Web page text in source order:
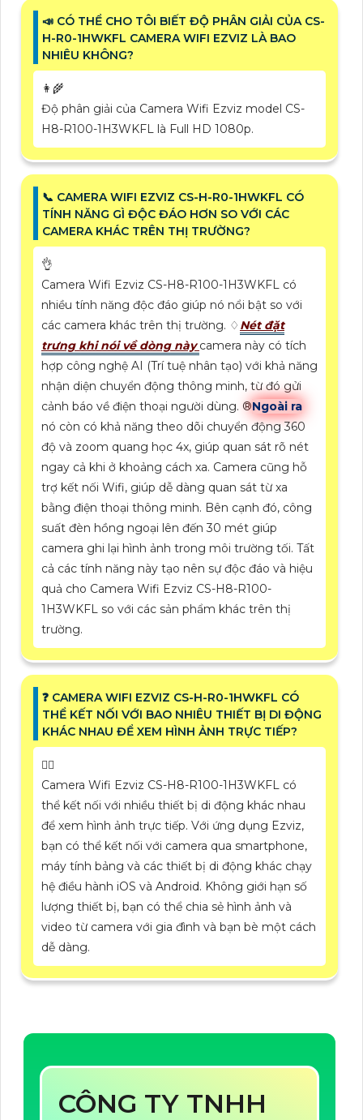
📣 CÓ THỂ CHO TÔI BIẾT ĐỘ PHÂN GIẢI CỦA CS-
H-R0-1HWKFL CAMERA WIFI EZVIZ LÀ BAO
NHIÊU KHÔNG?
👩‍🌾
Độ phân giải của Camera Wifi Ezviz model CS-
H8-R100-1H3WKFL là Full HD 1080p.
📞 CAMERA WIFI EZVIZ CS-H-R0-1HWKFL CÓ
TÍNH NĂNG GÌ ĐỘC ĐÁO HƠN SO VỚI CÁC
CAMERA KHÁC TRÊN THỊ TRƯỜNG?
👌
Camera Wifi Ezviz CS-H8-R100-1H3WKFL có
nhiều tính năng độc đáo giúp nó nổi bật so với
các camera khác trên thị trường. ♢ Nét đặt
trưng khi nói về dòng nàycamera này có tích
hợp công nghệ AI (Trí tuệ nhân tạo) với khả năng
nhận diện chuyển động thông minh, từ đó gửi
cảnh báo về điện thoại người dùng. ®️Ngoài ra
nó còn có khả năng theo dõi chuyển động 360
độ và zoom quang học 4x, giúp quan sát rõ nét
ngay cả khi ở khoảng cách xa. Camera cũng hỗ
trợ kết nối Wifi, giúp dễ dàng quan sát từ xa
bằng điện thoại thông minh. Bên cạnh đó, công
suất đèn hồng ngoại lên đến 30 mét giúp
camera ghi lại hình ảnh trong môi trường tối. Tất
cả các tính năng này tạo nên sự độc đáo và hiệu
quả cho Camera Wifi Ezviz CS-H8-R100-
1H3WKFL so với các sản phẩm khác trên thị
trường.
️❓ CAMERA WIFI EZVIZ CS-H-R0-1HWKFL CÓ
THỂ KẾT NỐI VỚI BAO NHIÊU THIẾT BỊ DI ĐỘNG
KHÁC NHAU ĐỂ XEM HÌNH ẢNH TRỰC TIẾP?
🙆‍♀️
Camera Wifi Ezviz CS-H8-R100-1H3WKFL có
thể kết nối với nhiều thiết bị di động khác nhau
để xem hình ảnh trực tiếp. Với ứng dụng Ezviz,
bạn có thể kết nối với camera qua smartphone,
máy tính bảng và các thiết bị di động khác chạy
hệ điều hành iOS và Android. Không giới hạn số
lượng thiết bị, bạn có thể chia sẻ hình ảnh và
video từ camera với gia đình và bạn bè một cách
dễ dàng.
CÔNG TY TNHH